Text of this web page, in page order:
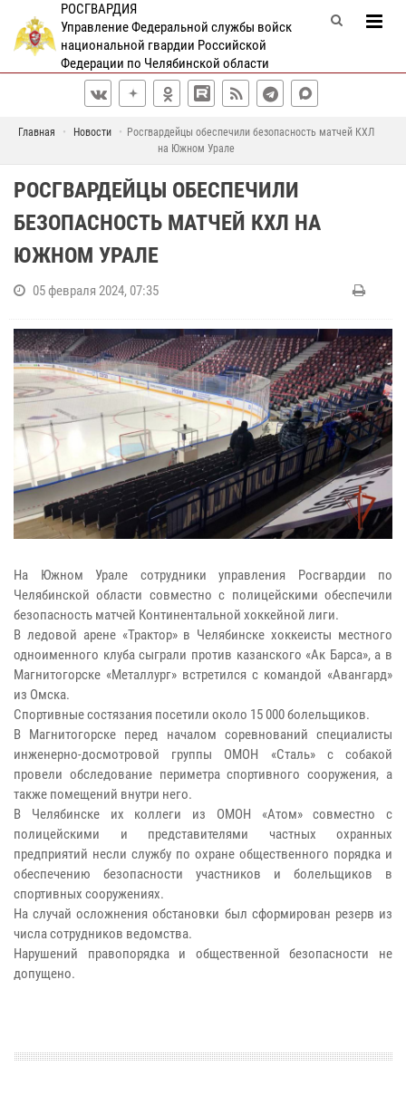
РОСГВАРДИЯ
Управление Федеральной службы войск
национальной гвардии Российской
Федерации по Челябинской области
Главная Новости
Росгвардейцы обеспечили безопасность матчей КХЛ
на Южном Урале
РОСГВАРДЕЙЦЫ ОБЕСПЕЧИЛИ
БЕЗОПАСНОСТЬ МАТЧЕЙ КХЛ НА
ЮЖНОМ УРАЛЕ
05 февраля 2024, 07:35
На Южном Урале сотрудники управления Росгвардии по
Челябинской области совместно с полицейскими обеспечили
безопасность матчей Континентальной хоккейной лиги.
В ледовой арене «Трактор» в Челябинске хоккеисты местного
одноименного клуба сыграли против казанского «Ак Барса», а в
Магнитогорске «Металлург» встретился с командой «Авангард»
из Омска.
Спортивные состязания посетили около 15 000 болельщиков.
В Магнитогорске перед началом соревнований специалисты
инженерно-досмотровой группы ОМОН «Сталь» с собакой
провели обследование периметра спортивного сооружения, а
также помещений внутри него.
В Челябинске их коллеги из ОМОН «Атом» совместно с
полицейскими и представителями частных охранных
предприятий несли службу по охране общественного порядка и
обеспечению безопасности участников и болельщиков в
спортивных сооружениях.
На случай осложнения обстановки был сформирован резерв из
числа сотрудников ведомства.
Нарушений правопорядка и общественной безопасности не
допущено.